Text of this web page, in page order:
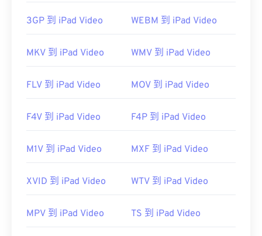
过时的视频租赁系统。事实上，DivX 编解码器的名
指代在市场上失败的 DIVX。
首次发行：1998年
https://www.divx.com/en/software/divx/
3GP 到 iPad Video WEBM 到 iPad Video
MKV 到 iPad Video WMV 到 iPad Video
FLV 到 iPad Video MOV 到 iPad Video
F4V 到 iPad Video F4P 到 iPad Video
M1V 到 iPad Video MXF 到 iPad Video
XVID 到 iPad Video WTV 到 iPad Video
MPV 到 iPad Video TS 到 iPad Video